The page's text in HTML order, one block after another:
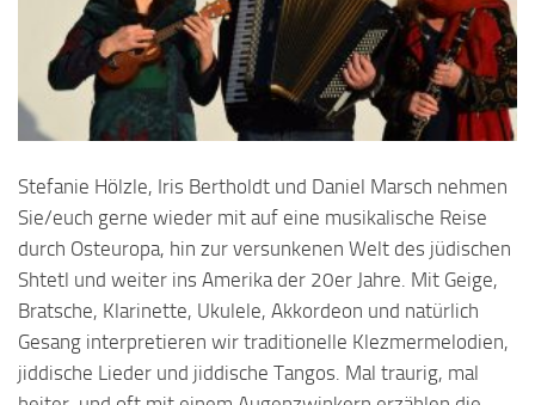
Stefanie Hölzle, Iris Bertholdt und Daniel Marsch nehmen
Sie/euch gerne wieder mit auf eine musikalische Reise
durch Osteuropa, hin zur versunkenen Welt des jüdischen
Shtetl und weiter ins Amerika der 20er Jahre. Mit Geige,
Bratsche, Klarinette, Ukulele, Akkordeon und natürlich
Gesang interpretieren wir traditionelle Klezmermelodien,
jiddische Lieder und jiddische Tangos. Mal traurig, mal